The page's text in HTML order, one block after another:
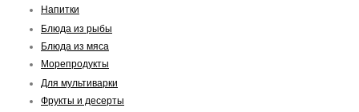
Напитки
Блюда из рыбы
Блюда из мяса
Морепродукты
Для мультиварки
Фрукты и десерты